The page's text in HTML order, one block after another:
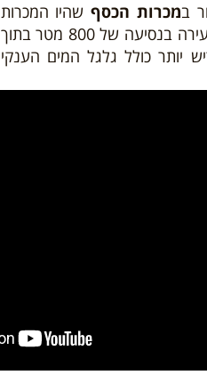
במכרות הכסףשהיו המכרות
הגדולים בעולם במאות הקודמות לכריית מחצב הכסף. ניכנס ברכבת זעירה בנסיעה של 800 מטר בתוך
יותר כולל גלגל המים הענקי